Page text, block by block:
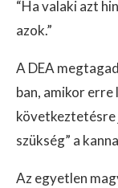
“Ha valaki azt
azok.”
A DEA
ban, amikor
következtetésre
szükség” a
Az egyetlen